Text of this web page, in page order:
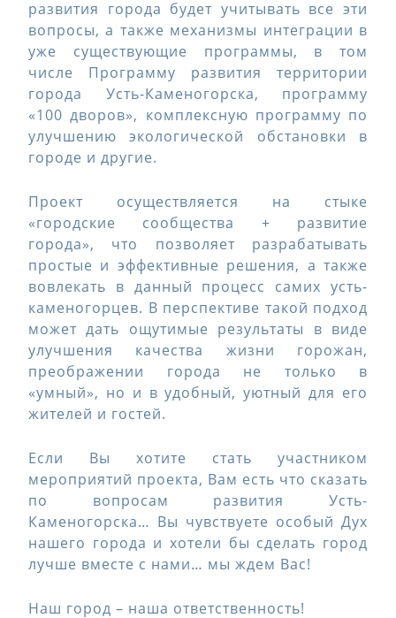
развития города будет учитывать все эти
вопросы, а также механизмы интеграции в
уже существующие программы, в том
числе Программу развития территории
города Усть-Каменогорска, программу
«100 дворов», комплексную программу по
улучшению экологической обстановки в
городе и другие.
Проект осуществляется на стыке
«городские сообщества + развитие
города», что позволяет разрабатывать
простые и эффективные решения, а также
вовлекать в данный процесс самих усть-
каменогорцев. В перспективе такой подход
может дать ощутимые результаты в виде
улучшения качества жизни горожан,
преображении города не только в
«умный», но и в удобный, уютный для его
жителей и гостей.
Если Вы хотите стать участником
мероприятий проекта, Вам есть что сказать
по вопросам развития Усть-
Каменогорска… Вы чувствуете особый Дух
нашего города и хотели бы сделать город
лучше вместе с нами… мы ждем Вас!
Наш город – наша ответственность!